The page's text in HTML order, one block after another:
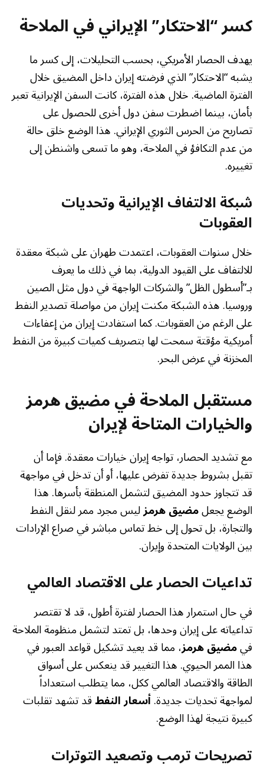
كسر “الاحتكار” الإيراني في الملاحة
يهدف الحصار الأمريكي، بحسب التحليلات، إلى كسر ما
يشبه “الاحتكار” الذي فرضته إيران داخل المضيق خلال
الفترة الماضية. خلال هذه الفترة، كانت السفن الإيرانية تعبر
بأمان، بينما اضطرت سفن دول أخرى للحصول على
تصاريح من الحرس الثوري الإيراني. هذا الوضع خلق حالة
من عدم التكافؤ في الملاحة، وهو ما تسعى واشنطن إلى
تغييره.
شبكة الالتفاف الإيرانية وتحديات
العقوبات
خلال سنوات العقوبات، اعتمدت طهران على شبكة معقدة
للالتفاف على القيود الدولية، بما في ذلك ما يعرف
بـ”أسطول الظل” والشركات الواجهة في دول مثل الصين
وروسيا. هذه الشبكة مكنت إيران من مواصلة تصدير النفط
على الرغم من العقوبات. كما استفادت إيران من إعفاءات
أمريكية مؤقتة سمحت لها بتصريف كميات كبيرة من النفط
المخزنة في عرض البحر.
مستقبل الملاحة في مضيق هرمز
والخيارات المتاحة لإيران
مع تشديد الحصار، تواجه إيران خيارات معقدة. فإما أن
تقبل بشروط جديدة تفرض عليها، أو أن تدخل في مواجهة
قد تتجاوز حدود المضيق لتشمل المنطقة بأسرها. هذا
الوضع يجعلمضيق هرمزليس مجرد ممر لنقل النفط
والتجارة، بل تحول إلى خط تماس مباشر في صراع الإرادات
بين الولايات المتحدة وإيران.
تداعيات الحصار على الاقتصاد العالمي
في حال استمرار هذا الحصار لفترة أطول، قد لا تقتصر
تداعياته على إيران وحدها، بل تمتد لتشمل منظومة الملاحة
فيمضيق هرمز، مما قد يعيد تشكيل قواعد العبور في
هذا الممر الحيوي. هذا التغيير قد ينعكس على أسواق
الطاقة والاقتصاد العالمي ككل، مما يتطلب استعداداً
لمواجهة تحديات جديدة.أسعار النفطقد تشهد تقلبات
كبيرة نتيجة لهذا الوضع.
تصريحات ترمب وتصعيد التوترات